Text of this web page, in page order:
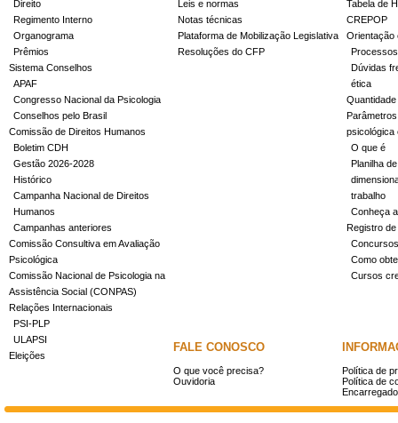
Direito
Regimento Interno
Organograma
Prêmios
Sistema Conselhos
APAF
Congresso Nacional da Psicologia
Conselhos pelo Brasil
Comissão de Direitos Humanos
Boletim CDH
Gestão 2026-2028
Histórico
Campanha Nacional de Direitos
Humanos
Campanhas anteriores
Comissão Consultiva em Avaliação
Psicológica
Comissão Nacional de Psicologia na
Assistência Social (CONPAS)
Relações Internacionais
PSI-PLP
ULAPSI
Eleições
Leis e normas
Notas técnicas
Plataforma de Mobilização Legislativa
Resoluções do CFP
Tabela de
CREPOP
Orientação
Dúvidas
ética
psicológica
O que é
Planilha
trabalho
Conheça
Registro
Concursos
Como
Cursos
FALE CONOSCO
O que você precisa?
Ouvidoria
Política de
Política de